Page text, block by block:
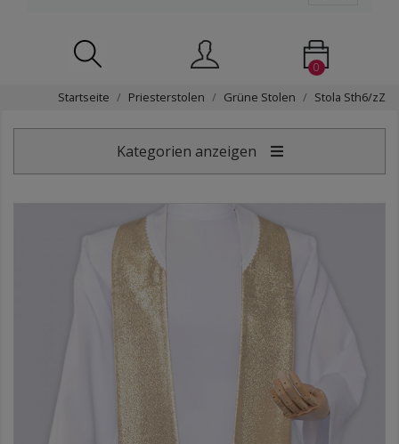
0
Startseite Priesterstolen Grüne Stolen Stola Sth6/zZ
Kategorien anzeigen